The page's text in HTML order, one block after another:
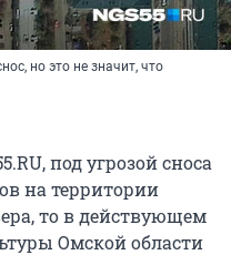
но это не значит, что
под угрозой сноса
на территории
то в действующем
Омской области